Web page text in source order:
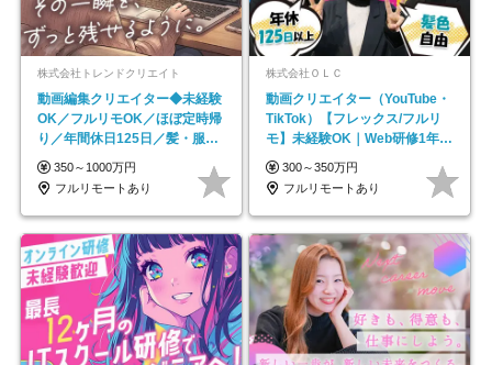
株式会社トレンドクリエイト
動画編集クリエイター◆未経験
OK／フルリモOK／ほぼ定時帰
り／年間休日125日／髪・服・
ネイル自由／副業OK
350～1000万円
フルリモートあり
株式会社ＯＬＣ
動画クリエイター（YouTube・
TikTok）【フレックス/フルリ
モ】未経験OK｜Web研修1年間
｜副業OK
300～350万円
フルリモートあり